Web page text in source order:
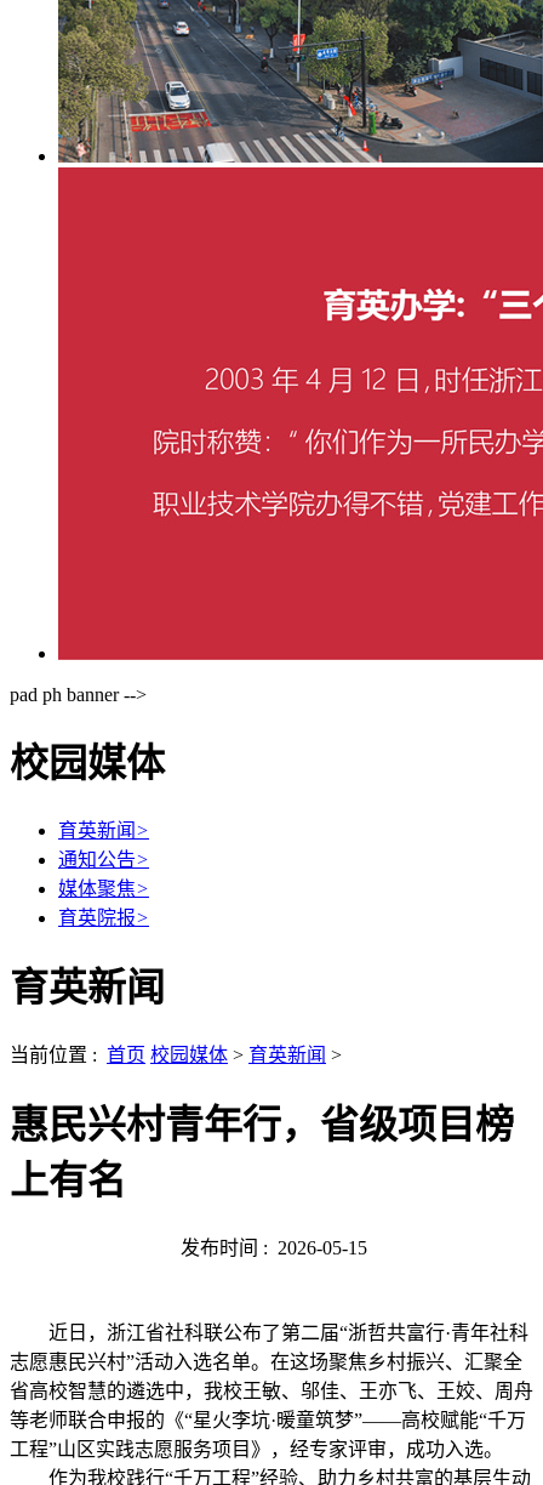
pad ph banner -->
校园媒体
育英新闻 >
通知公告>
媒体聚焦>
育英院报>
育英新闻
当前位置 : 首页 校园媒体 > 育英新闻 >
惠民兴村青年行，省级项目榜
上有名
发布时间 : 2026-05-15
近日，浙江省社科联公布了第二届“浙哲共富行·青年社科
志愿惠民兴村”活动入选名单。在这场聚焦乡村振兴、汇聚全
省高校智慧的遴选中，我校王敏、邬佳、王亦飞、王姣、周舟
等老师联合申报的《“星火李坑·暖童筑梦”——高校赋能“千万
工程”山区实践志愿服务项目》，经专家评审，成功入选。
作为我校践行“千万工程”经验、助力乡村共富的基层生动